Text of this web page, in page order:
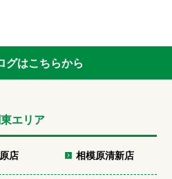
グはこちらから
エリア
店 相模原清新店